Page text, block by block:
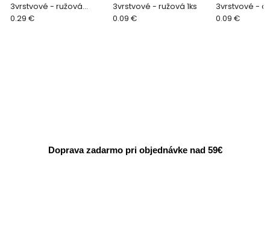
3vrstvové - ružová
vzorovaná 1ks
0.29 €
3vrstvové - ružová 1ks
0.09 €
3vrstvové -
0.09 €
Doprava zadarmo pri objednávke nad 59€